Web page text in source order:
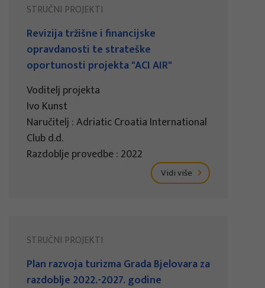
STRUČNI PROJEKTI
Revizija tržišne i financijske
opravdanosti te strateške
oportunosti projekta "ACI AIR"
Voditelj projekta
Ivo Kunst
Naručitelj : Adriatic Croatia International
Club d.d.
Razdoblje provedbe : 2022
Vidi više
STRUČNI PROJEKTI
Plan razvoja turizma Grada Bjelovara za
razdoblje 2022.-2027. godine